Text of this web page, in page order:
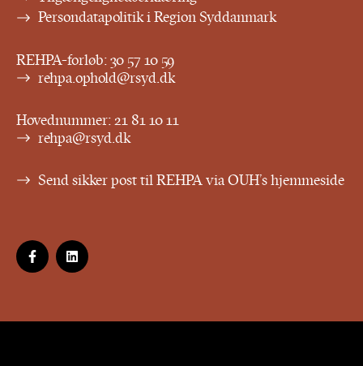
Persondatapolitik i Region Syddanmark
REHPA-forløb:30 57 10 59
rehpa.ophold@rsyd.dk
Hovednummer:21 81 10 11
rehpa@rsyd.dk
Send sikker post til REHPA via OUH’s hjemmeside